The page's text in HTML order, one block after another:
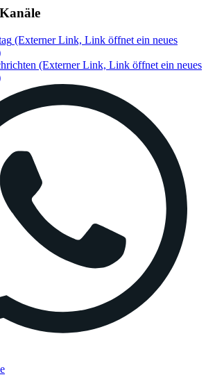
(Externer Link, Link öffnet ein neues
(Externer Link, Link öffnet ein neues